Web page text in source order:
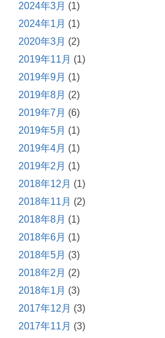
2024年3月 (1)
2024年1月 (1)
2020年3月 (2)
2019年11月 (1)
2019年9月 (1)
2019年8月 (2)
2019年7月 (6)
2019年5月 (1)
2019年4月 (1)
2019年2月 (1)
2018年12月 (1)
2018年11月 (2)
2018年8月 (1)
2018年6月 (1)
2018年5月 (3)
2018年2月 (2)
2018年1月 (3)
2017年12月 (3)
2017年11月 (3)